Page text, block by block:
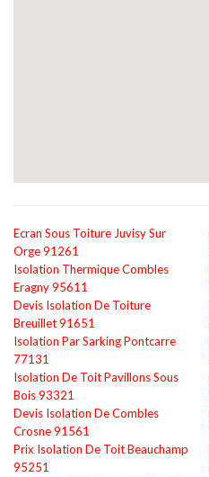
Ecran Sous Toiture Juvisy Sur
Orge 91261
Isolation Thermique Combles
Eragny 95611
Devis Isolation De Toiture
Breuillet 91651
Isolation Par Sarking Pontcarre
77131
Isolation De Toit Pavillons Sous
Bois 93321
Devis Isolation De Combles
Crosne 91561
Prix Isolation De Toit Beauchamp
95251